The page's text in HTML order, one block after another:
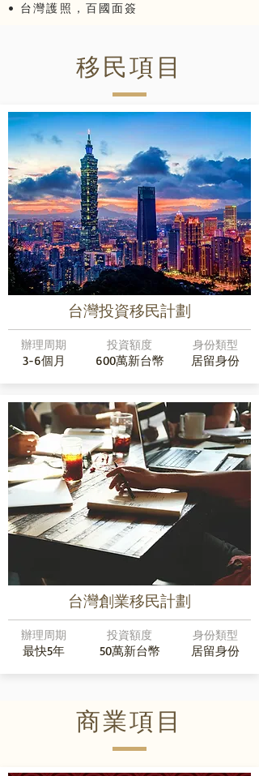
• 台灣護照，百國面簽
移民項目
台灣投資移民計劃
辦理周期
3-6個月
投資額度
600萬新台幣
身份類型
居留身份
台灣創業移民計劃
辦理周期
最快5年
投資額度
50萬新台幣
身份類型
居留身份
商業項目